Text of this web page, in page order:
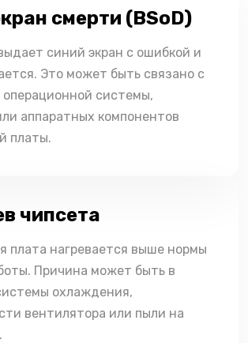
смерти (BSoD)
синий экран с ошибкой и
Это может быть связано с
системы,
аппаратных компонентов
платы.
чипсета
плата нагревается выше нормы
Причина может быть в
охлаждения,
вентилятора или пыли на